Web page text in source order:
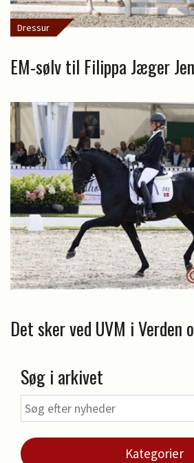
Dressur
EM-sølv til Filippa Jæger
Det sker ved UVM i Verden
Søg i arkivet
Kategorier